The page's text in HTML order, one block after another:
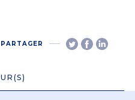
PARTAGER